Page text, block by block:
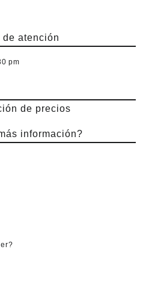
de atención
pm
de precios
información?